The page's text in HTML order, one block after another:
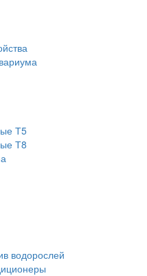
Т5
Т8
водорослей